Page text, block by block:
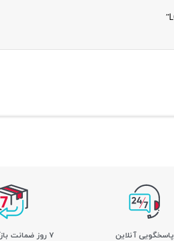
پاسخگویی آنلاین 7 روز ضمانت بازگشت کالا